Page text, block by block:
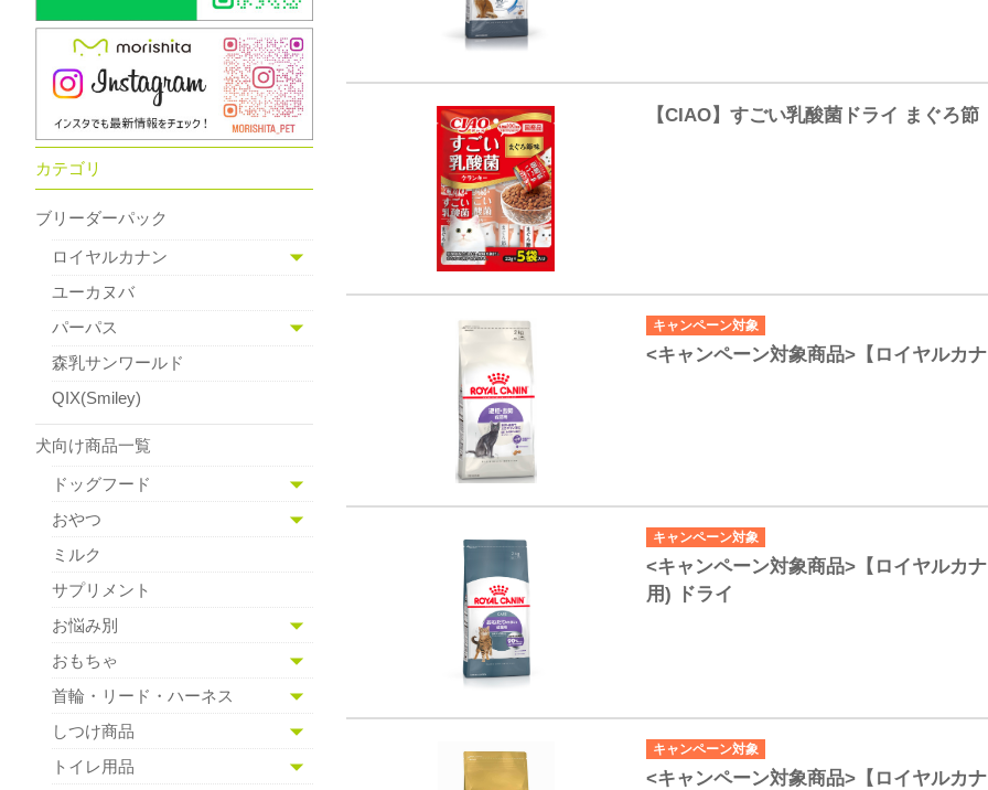
【CIAO】すごい乳酸菌ドライ まぐろ節
キャンペーン対象
<キャンペーン対象商品>【ロイヤルカ
キャンペーン対象
<キャンペーン対象商品>【ロイヤルカ
用) ドライ
キャンペーン対象
<キャンペーン対象商品>【ロイヤルカ
カテゴリ
ブリーダーパック
ロイヤルカナン
ユーカヌバ
パーパス
森乳サンワールド
QIX(Smiley)
犬向け商品一覧
ドッグフード
おやつ
ミルク
サプリメント
お悩み別
おもちゃ
首輪・リード・ハーネス
しつけ商品
トイレ用品